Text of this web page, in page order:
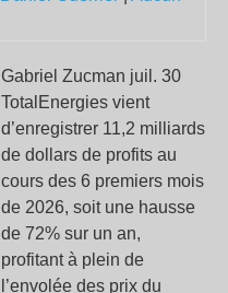
Gabriel Zucman juil. 30
TotalEnergies vient
d’enregistrer 11,2 milliards
de dollars de profits au
cours des 6 premiers mois
de 2026, soit une hausse
de 72% sur un an,
profitant à plein de
l’envolée des prix du